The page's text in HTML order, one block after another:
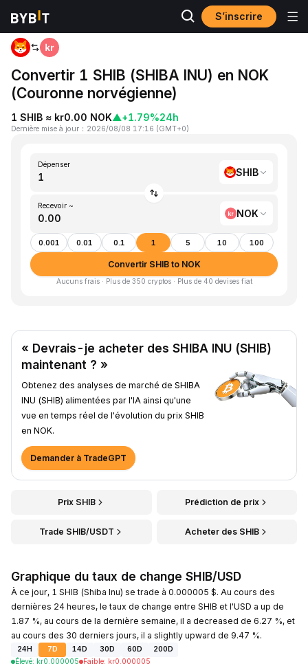
S’inscrire
Accueil
Convertir 1 SHIB (SHIBA INU) en NOK
(Couronne norvégienne)
1 SHIB ≈ kr0.00 NOK▲+1.79%24h
Dernière mise à jour ： 2026/08/08 17:16 (GMT+0)
Dépenser
SHIB
Recevoir ~
NOK
0.001 0.01 0.1 1 5 10 100
Convertir SHIB to NOK
Aucuns frais · Plus de 350 cryptos · Plus de 40 devises fiat
« Devrais-je acheter des SHIBA INU (SHIB)
maintenant ? »
Obtenez des analyses de marché de SHIBA
INU (SHIB) alimentées par l'IA ainsi qu'une
vue en temps réel de l'évolution du prix SHIB
en NOK.
Demander à TradeGPT
Prix SHIB Prédiction de prix
Trade SHIB/USDT Acheter des SHIB
Graphique du taux de change SHIB/USD
À ce jour, 1 SHIB (Shiba Inu) se trade à 0.000005 $. Au cours des
dernières 24 heures, le taux de change entre SHIB et l'USD a up de
1.87 %, au cours de la dernière semaine, il a decreased de 6.27 %, et
au cours des 30 derniers jours, il a slightly upward de 9.47 %.
24H 7D 14D 30D 60D
200D
Élevé: kr0.000005 Faible: kr0.000005